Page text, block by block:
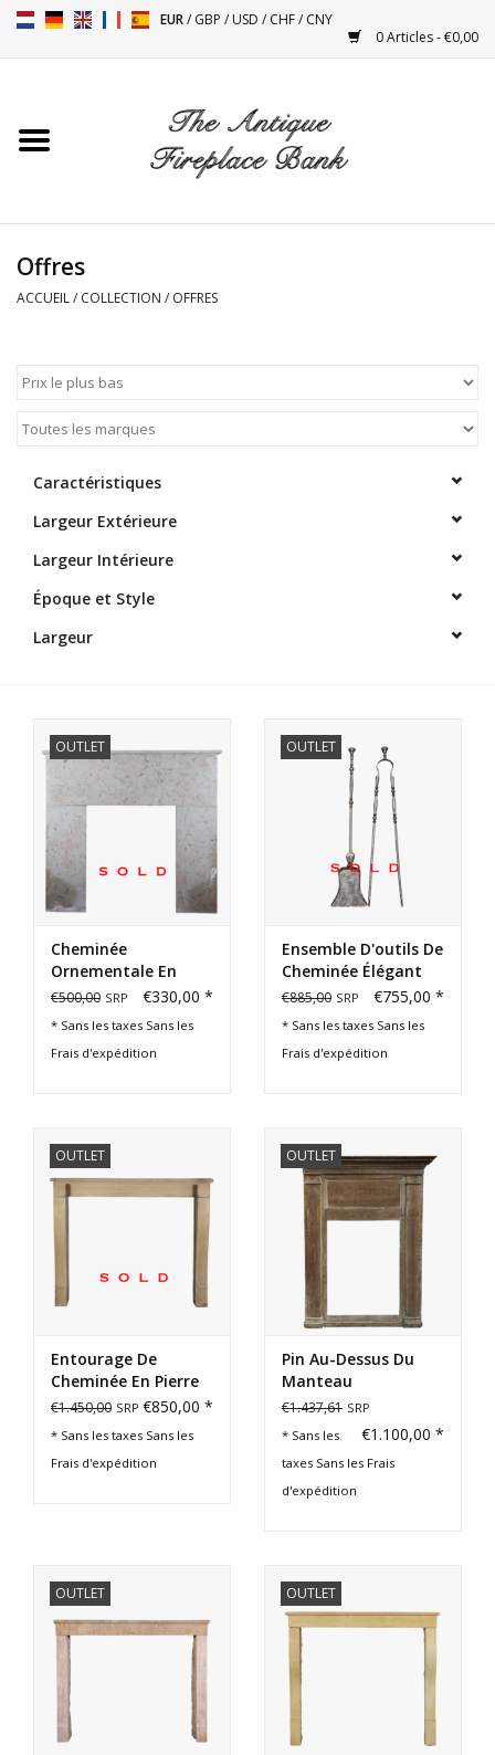
EUR/GBP /USD /CHF/CNY
0 Articles - €0,00
Cheminées Antiques
Poêles
Objets Décoratifs Pour
Sols En Pierre, Terre Cuite &
Marbre
Marbres Antiques
Base de Données IA
Login
Cartes Cadeaux
Offres
ACCUEIL/ COLLECTION / OFFRES
Caractéristiques
Largeur Extérieure
Largeur Intérieure
Époque et Style
Largeur
OUTLET
Cheminée
Ornementale En
Pierre Art Déco
€500,00 SRP €330,00 *
* Sans les taxes Sans les
Frais d'expédition
OUTLET
Ensemble D'outils De
Cheminée Élégant
€885,00 SRP €755,00 *
* Sans les taxes Sans les
Frais d'expédition
OUTLET
Entourage De
Cheminée En Pierre
Teintée Miel Du Xixe
€1.450,00 SRP €850,00 *
* Sans les taxes Sans les
Frais d'expédition
OUTLET
Pin Au-Dessus Du
Manteau
€1.437,61 SRP
€1.100,00 *
* Sans les
taxes Sans les Frais
d'expédition
OUTLET OUTLET